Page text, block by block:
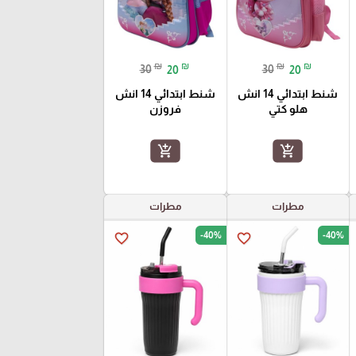
30 ₪ 20 ₪
شنط ابتدائي 14 انش
هلو كتي
add_shopping_cart
30 ₪ 20 ₪
شنط ابتدائي 14 انش
فروزن
add_shopping_cart
مطرات
favorite_border -40%
مطرات
favorite_border -40%